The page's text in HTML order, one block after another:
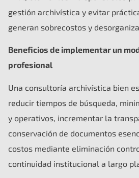
gestión archivística y evitar
generan sobrecostos y
Beneficios de implementar un
profesional
Una consultoría archivística bien
reducir tiempos de búsqueda,
y operativos, incrementar la
conservación de documentos
costos mediante eliminación
continuidad institucional a largo